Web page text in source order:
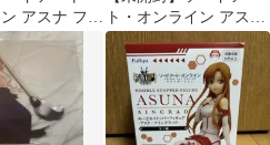
アスナ フィ
ト・オンライン アスナ
フィギュア 血盟騎士団
LPM